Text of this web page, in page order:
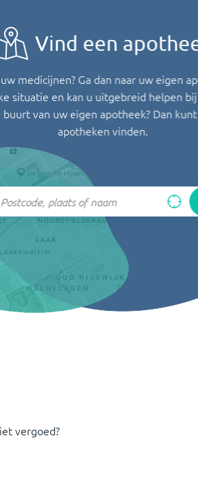
Vind een
medicijnen? Ga dan naar uw eigen
situatie en kan u uitgebreid helpen
van uw eigen apotheek? Dan
apotheken vinden.
vergoed?